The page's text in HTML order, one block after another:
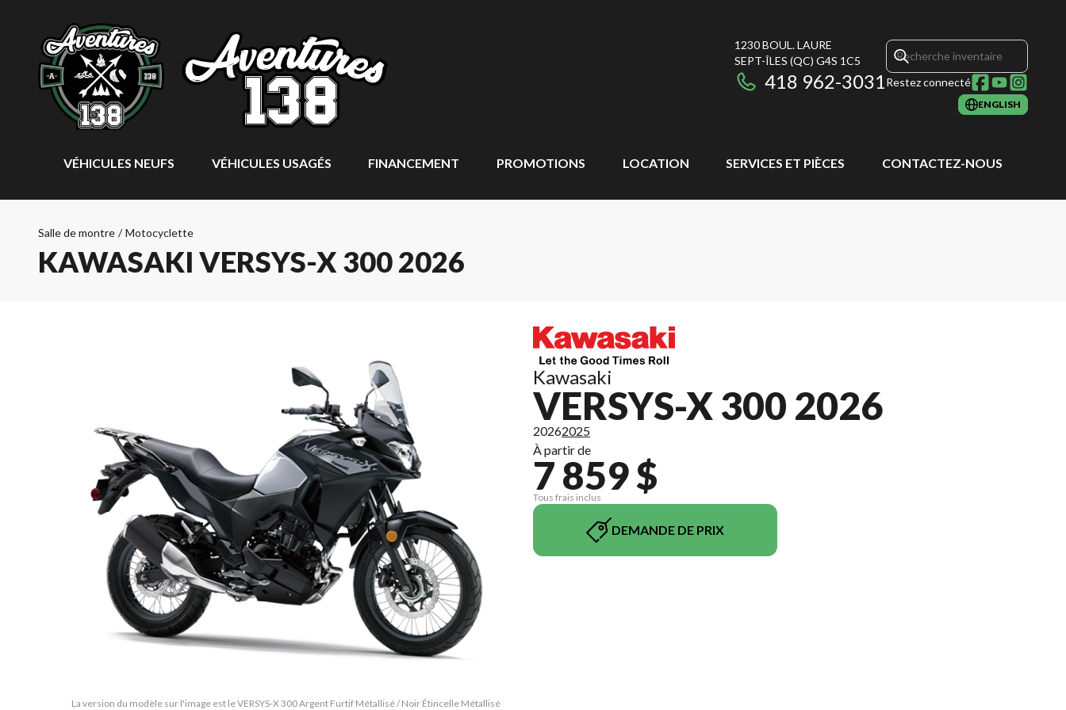
1230 BOUL. LAURE
SEPT-ÎLES (QC) G4S 1C5
418 962-3031Restez connecté
ENGLISH
VÉHICULES NEUFS VÉHICULES USAGÉS FINANCEMENT PROMOTIONS LOCATION SERVICES ET PIÈCES CONTACTEZ-NOUS
Salle de montre / Motocyclette
KAWASAKI VERSYS-X 300 2026
La version du modèle sur l'image est le VERSYS-X 300 Argent Furtif Métallisé / Noir Étincelle Métallisé
Kawasaki
VERSYS-X 300 2026
20262025
À partir de
7 859 $
Tous frais inclus
DEMANDE DE PRIX